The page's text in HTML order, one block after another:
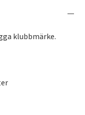
klubbmärke.